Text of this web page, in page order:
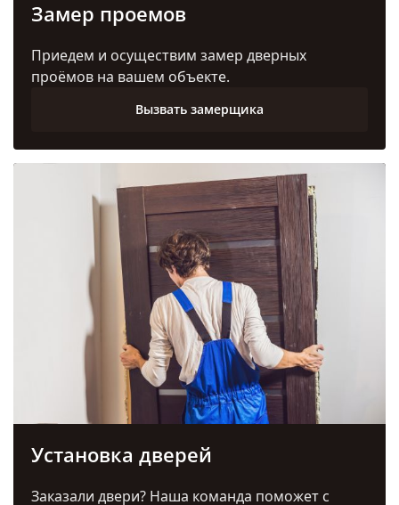
Замер проемов
Приедем и осуществим замер дверных
проёмов на вашем объекте.
Вызвать замерщика
Установка дверей
Заказали двери? Наша команда поможет с